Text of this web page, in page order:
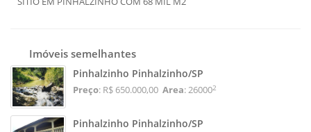
Imóveis semelhantes
Pinhalzinho Pinhalzinho/SP
Preço: R$ 650.000,00 Area: 260002
Pinhalzinho Pinhalzinho/SP